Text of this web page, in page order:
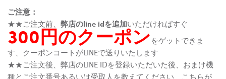
ご注意：
★★ご注文前、 弊店のline idを追加いただければすぐ
300円のクーポンをゲットできま
す、クーポンコートがLINEで送りいたします
★★ご注文後、弊店のLINE IDを登録いただいた後、おまけ機
種とご注文番号あるいは受取人を教えてください、こちらが